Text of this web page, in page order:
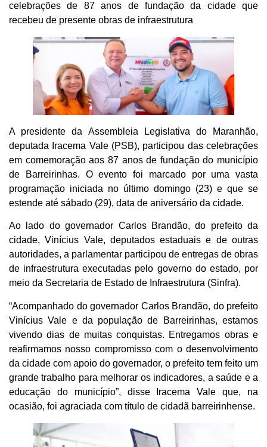
celebrações de 87 anos de fundação da cidade que
recebeu de presente obras de infraestrutura
A presidente da Assembleia Legislativa do Maranhão,
deputada Iracema Vale (PSB), participou das celebrações
em comemoração aos 87 anos de fundação do município
de Barreirinhas. O evento foi marcado por uma vasta
programação iniciada no último domingo (23) e que se
estende até sábado (29), data de aniversário da cidade.
Ao lado do governador Carlos Brandão, do prefeito da
cidade, Vinícius Vale, deputados estaduais e de outras
autoridades, a parlamentar participou de entregas de obras
de infraestrutura executadas pelo governo do estado, por
meio da Secretaria de Estado de Infraestrutura (Sinfra).
“Acompanhado do governador Carlos Brandão, do prefeito
Vinícius Vale e da população de Barreirinhas, estamos
vivendo dias de muitas conquistas. Entregamos obras e
reafirmamos nosso compromisso com o desenvolvimento
da cidade com apoio do governador, o prefeito tem feito um
grande trabalho para melhorar os indicadores, a saúde e a
educação do município”, disse Iracema Vale que, na
ocasião, foi agraciada com título de cidadã barreirinhense.